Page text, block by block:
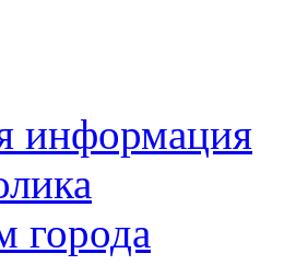
информация
города